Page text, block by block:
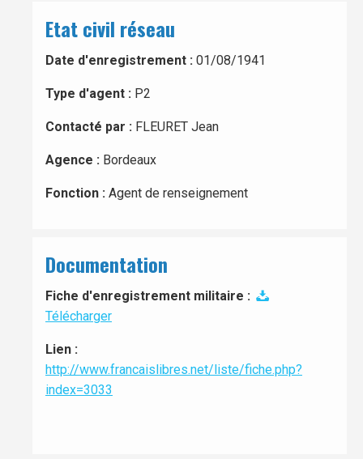
Etat civil réseau
Date d'enregistrement : 01/08/1941
Type d'agent : P2
Contacté par : FLEURET Jean
Agence : Bordeaux
Fonction : Agent de renseignement
Documentation
Fiche d'enregistrement militaire :
Télécharger
Lien :
http://www.francaislibres.net/liste/fiche.php?
index=3033